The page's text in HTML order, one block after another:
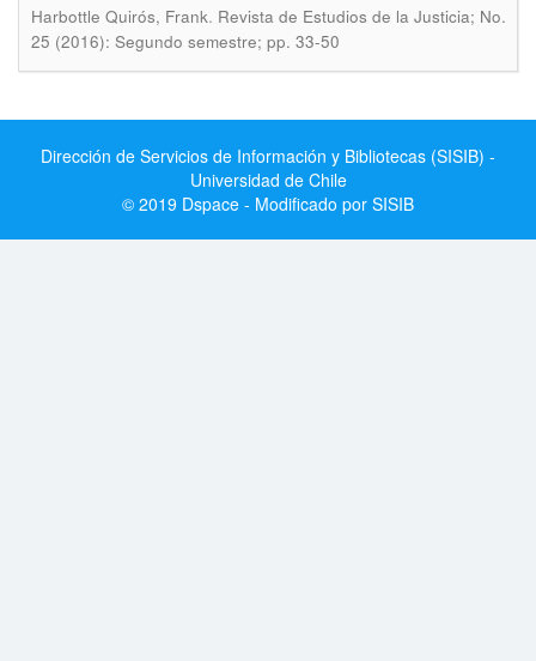
Harbottle Quirós, Frank. Revista de Estudios de la Justicia; No.
25 (2016): Segundo semestre; pp. 33-50
Dirección de Servicios de Información y Bibliotecas (SISIB) -
Universidad de Chile
© 2019 Dspace - Modificado por SISIB